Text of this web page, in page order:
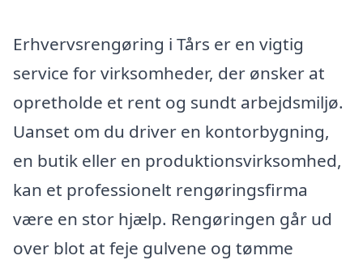
Erhvervsrengøring i Tårs er en vigtig
service for virksomheder, der ønsker at
opretholde et rent og sundt arbejdsmiljø.
Uanset om du driver en kontorbygning,
en butik eller en produktionsvirksomhed,
kan et professionelt rengøringsfirma
være en stor hjælp. Rengøringen går ud
over blot at feje gulvene og tømme